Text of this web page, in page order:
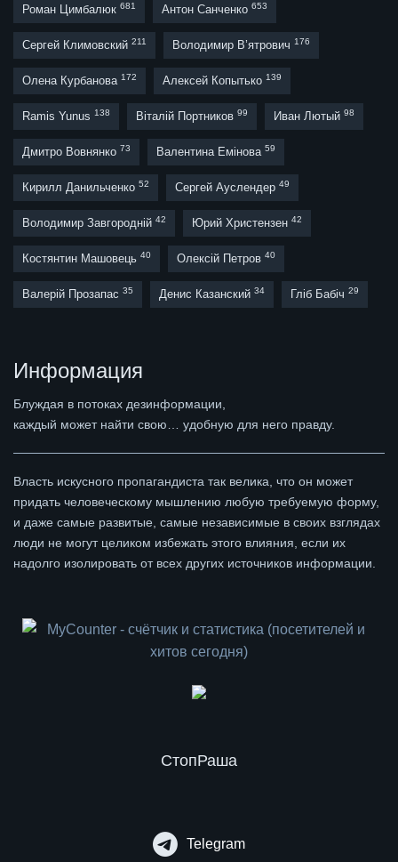
Роман Цимбалюк 681 Антон Санченко 653
Сергей Климовский 211 Володимир В’ятрович 176
Олена Курбанова 172 Алексей Копытько 139
Ramis Yunus 138 Віталій Портников 99 Иван Лютый 98
Дмитро Вовнянко 73 Валентина Емінова 59
Кирилл Данильченко 52 Сергей Ауслендер 49
Володимир Завгородній 42 Юрий Христензен 42
Костянтин Машовець 40 Олексій Петров 40
Валерій Прозапас 35 Денис Казанский 34 Гліб Бабіч 29
Информация
Блуждая в потоках дезинформации,
каждый может найти свою… удобную для него правду.
Власть искусного пропагандиста так велика, что он может
придать человеческому мышлению любую требуемую форму,
и даже самые развитые, самые независимые в своих взглядах
люди не могут целиком избежать этого влияния, если их
надолго изолировать от всех других источников информации.
СтопРаша
Telegram